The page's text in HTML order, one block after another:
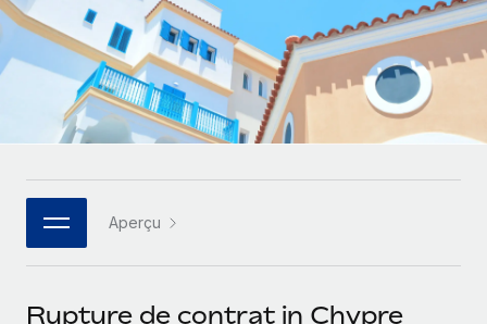
INFRASTRUCTURE
Intégration Remote
Intégrez vos RH aux flux de travail en toute simplicité
Plateforme
Des fonctions RH clés intégrées pour votre équipe
Connectez n'importe quel outil d’IA à Remote grâce à
notre MCP
Rationalisez vos processus avec des outils essentiels
Des solutions agiles et internationales pour les RH et la
paie des entreprises en pleine croissance
Entreprises intermédiaires
Développez vos équipes avec des solutions RH sur
mesure
Entreprise
Les RH à l’international pour les grandes entreprises
Partenaires stratégiques de la tech
APPRENDRE AVEC REMOTE
Recherche et guides
Études de cas
Checklists et modèles
Descriptions de postes
Español
Português (Portugal)
日本語
한국어
Aperçu
Rupture de contrat in Chypre